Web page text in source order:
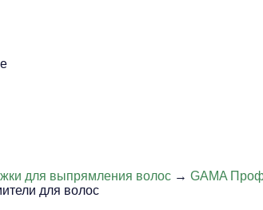
для выпрямления волос → GAMA
для волос